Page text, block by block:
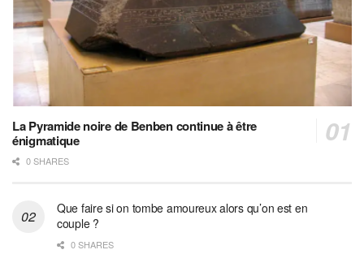
La Pyramide noire de Benben continue à être
énigmatique
0 SHARES
Que faire si on tombe amoureux alors qu’on est en
couple ?
0 SHARES